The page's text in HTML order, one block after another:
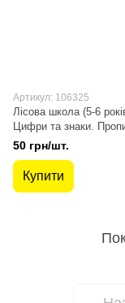
Артикул: 106325
Лісова школа (5-6
Цифри та знаки.
Дерипаско Г.М.- Школа
(106325)
50 грн/шт.
Купити